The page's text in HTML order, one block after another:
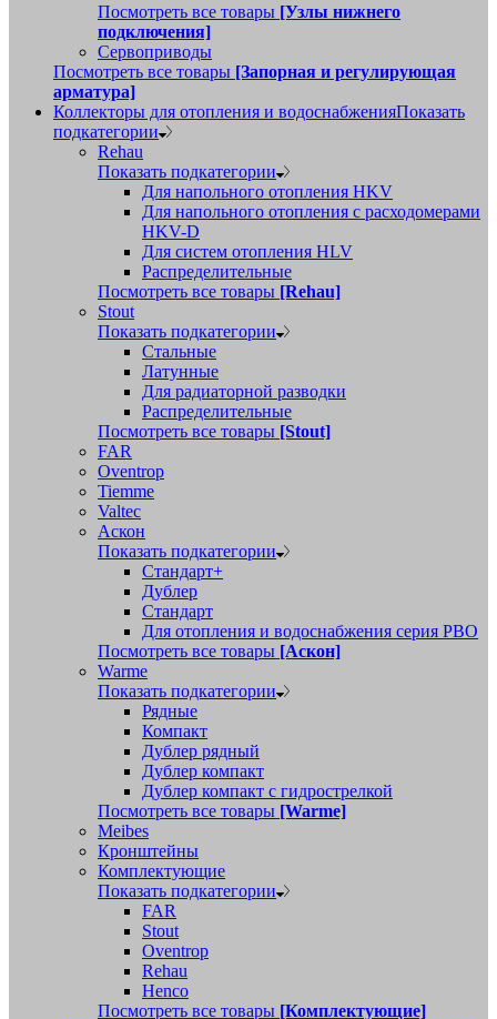
Посмотреть все товары [Узлы нижнего
подключения]
Сервоприводы
Посмотреть все товары [Запорная и регулирующая
арматура]
Коллекторы для отопления и водоснабженияПоказать
подкатегории
Rehau
Показать подкатегории
Для напольного отопления HKV
Для напольного отопления с расходомерами
HKV-D
Для систем отопления HLV
Распределительные
Посмотреть все товары [Rehau]
Stout
Показать подкатегории
Стальные
Латунные
Для радиаторной разводки
Распределительные
Посмотреть все товары [Stout]
FAR
Oventrop
Tiemme
Valtec
Аскон
Показать подкатегории
Стандарт+
Дублер
Стандарт
Для отопления и водоснабжения серия РВО
Посмотреть все товары [Аскон]
Warme
Показать подкатегории
Рядные
Компакт
Дублер рядный
Дублер компакт
Дублер компакт с гидрострелкой
Посмотреть все товары [Warme]
Meibes
Кронштейны
Комплектующие
Показать подкатегории
FAR
Stout
Oventrop
Rehau
Henco
Посмотреть все товары [Комплектующие]